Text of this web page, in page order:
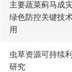
主要蔬菜蓟马成
绿色防控关键技
用
虫草资源可持续
研究